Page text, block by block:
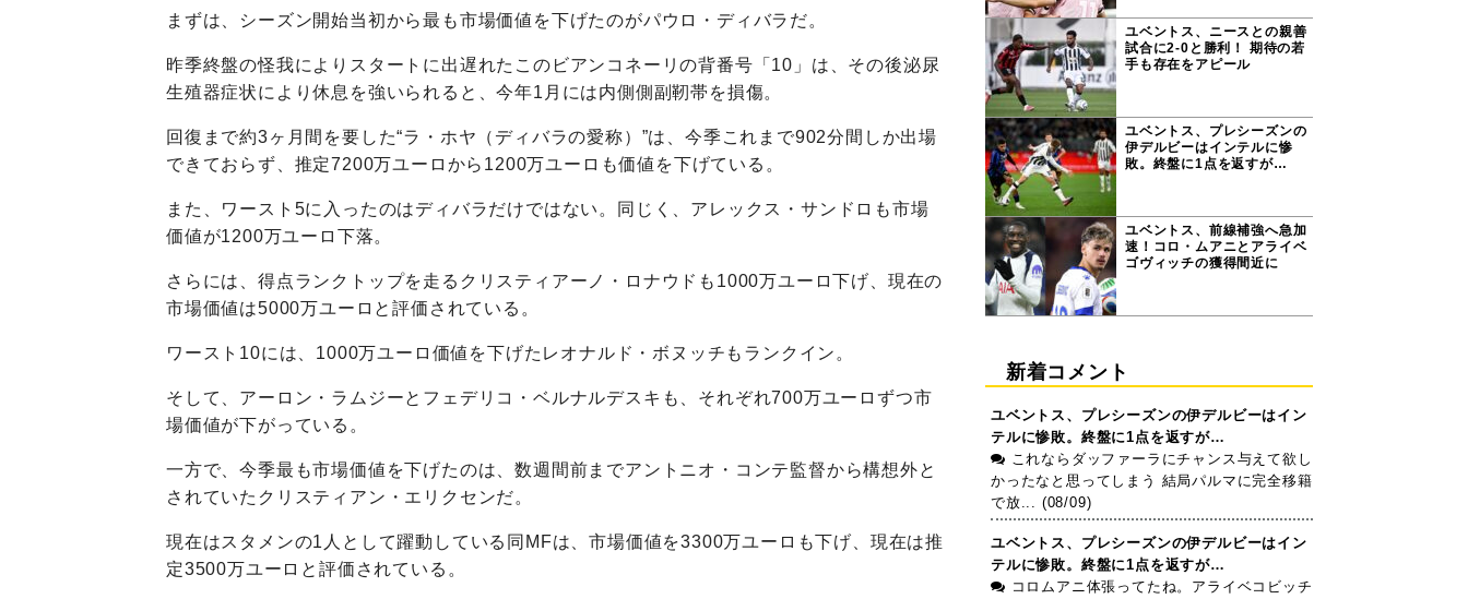
まずは、シーズン開始当初から最も市場価値を下げたのがパウロ・ディバラだ。
昨季終盤の怪我によりスタートに出遅れたこのビアンコネーリの背番号「10」は、その後泌尿
生殖器症状により休息を強いられると、今年1月には内側側副靭帯を損傷。
回復まで約3ヶ月間を要した“ラ・ホヤ（ディバラの愛称）”は、今季これまで902分間しか出場
できておらず、推定7200万ユーロから1200万ユーロも価値を下げている。
また、ワースト5に入ったのはディバラだけではない。同じく、アレックス・サンドロも市場
価値が1200万ユーロ下落。
さらには、得点ランクトップを走るクリスティアーノ・ロナウドも1000万ユーロ下げ、現在の
市場価値は5000万ユーロと評価されている。
ワースト10には、1000万ユーロ価値を下げたレオナルド・ボヌッチもランクイン。
そして、アーロン・ラムジーとフェデリコ・ベルナルデスキも、それぞれ700万ユーロずつ市
場価値が下がっている。
一方で、今季最も市場価値を下げたのは、数週間前までアントニオ・コンテ監督から構想外と
されていたクリスティアン・エリクセンだ。
現在はスタメンの1人として躍動している同MFは、市場価値を3300万ユーロも下げ、現在は推
定3500万ユーロと評価されている。
ユベントス、ニースとの親善
試合に2-0と勝利！ 期待の若
手も存在をアピール
ユベントス、プレシーズンの
伊デルビーはインテルに惨
敗。終盤に1点を返すが…
ユベントス、前線補強へ急加
速！コロ・ムアニとアライベ
ゴヴィッチの獲得間近に
新着コメント
ユベントス、プレシーズンの伊デルビーはイン
テルに惨敗。終盤に1点を返すが…
これならダッファーラにチャンス与えて欲し
かったなと思ってしまう 結局パルマに完全移籍
で放... (08/09)
ユベントス、プレシーズンの伊デルビーはイン
テルに惨敗。終盤に1点を返すが…
コロムアニ体張ってたね。アライベコビッチ